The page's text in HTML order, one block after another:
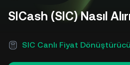
SICash (SIC) Nasıl
SIC Canlı Fiyat Dönüştürücü